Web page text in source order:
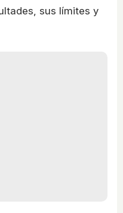
sus límites y